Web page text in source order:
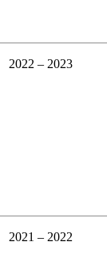
2022 – 2023
2021 – 2022